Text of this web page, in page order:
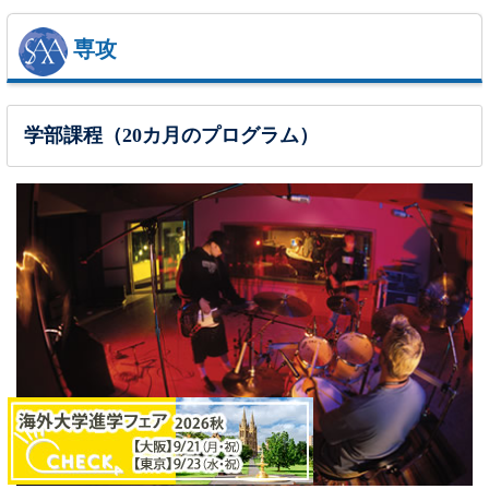
専攻
学部課程（20カ月のプログラム）